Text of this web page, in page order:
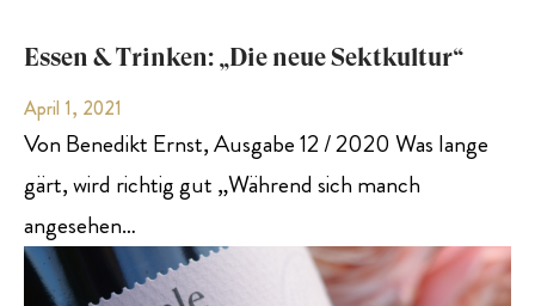
Essen & Trinken: „Die neue Sektkultur“
April 1, 2021
Von Benedikt Ernst, Ausgabe 12 / 2020 Was lange
gärt, wird richtig gut „Während sich manch
angesehen…